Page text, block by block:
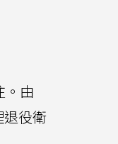
。由
役衛